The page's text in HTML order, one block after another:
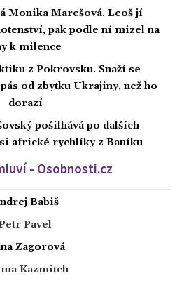
Monika Marešová. Leoš jí
pak podle ní mizel na
k milence
z Pokrovsku. Snaží se
od zbytku Ukrajiny, než ho
dorazí
pošilhává po dalších
africké rychlíky z Baníku
- Osobnosti.cz
Babiš
Pavel
Zagorová
Kazmitch